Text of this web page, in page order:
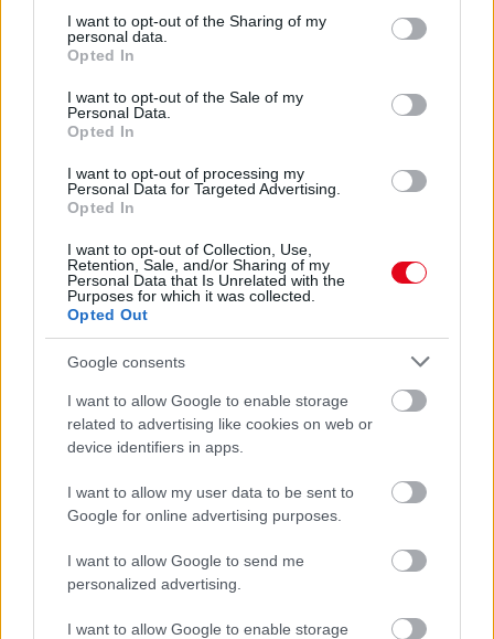
not limited to your visit or usage behaviour. You may click to
grant or deny consent to Google and its third-party tags to
use your data for below specified purposes in below Google
consent section.
I want to opt-out of the Sharing of my
personal data.
Opted In
I want to opt-out of the Sale of my
Personal Data.
Opted In
I want to opt-out of processing my
Personal Data for Targeted Advertising.
Opted In
I want to opt-out of Collection, Use,
Retention, Sale, and/or Sharing of my
Personal Data that Is Unrelated with the
Purposes for which it was collected.
Opted Out
Google consents
I want to allow Google to enable storage
related to advertising like cookies on web or
device identifiers in apps.
I want to allow my user data to be sent to
Google for online advertising purposes.
I want to allow Google to send me
personalized advertising.
I want to allow Google to enable storage
ÉS SOKKAL FINOMABB LESZ A FŐTT KRUMPLI
Titkos hozzávaló
24 ÓRA TOVÁBBI HÍREI
24 óra
Orvos figyelmeztet: ezt az apró reggeli tünetet ne
söpörd a szőnyeg alá